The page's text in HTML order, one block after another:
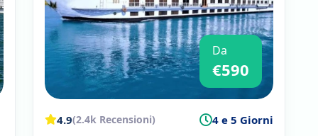
circa 70 metri di
offrono
e confortevole, con
panoramici con
piscine sui ponti
dettagli.
Da
€590
4.9(2.4k Recensioni) 4 e 5 Giorni